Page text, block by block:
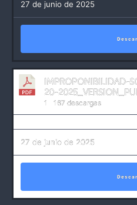
27 de junio de 2025
IMPROPONIBILIDAD-
20-
1 167 descargas
27 de junio de 2025